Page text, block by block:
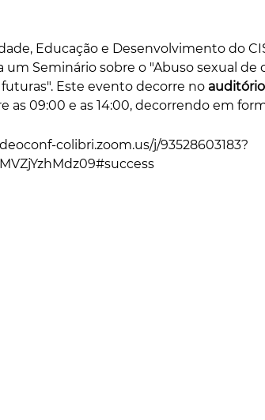
Educação e Desenvolvimento do
um Seminário sobre o "Abuso sexual de
Este evento decorre no
as 09:00 e as 14:00, decorrendo em
colibri.zoom.us/j/93528603183?